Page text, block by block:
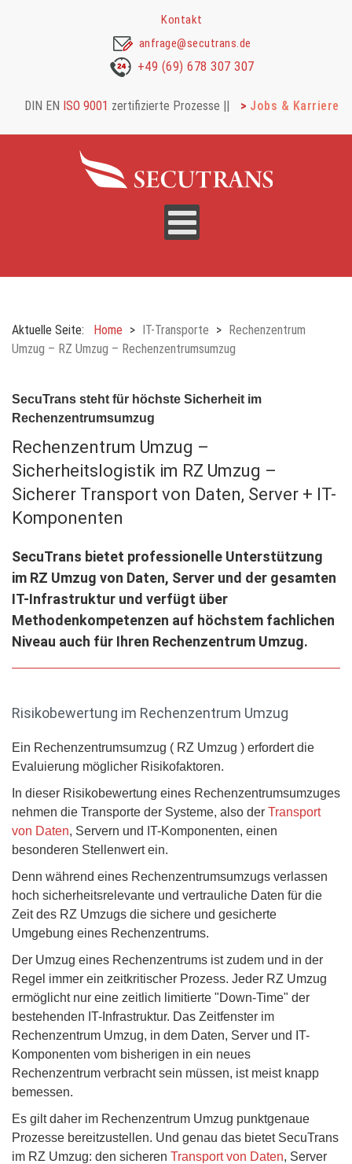
Kontakt
anfrage@secutrans.de
+49 (69) 678 307 307
DIN EN ISO 9001 zertifizierte Prozesse || Jobs & Karriere
Aktuelle Seite: Home IT-Transporte
Rechenzentrum
Umzug – RZ Umzug – Rechenzentrumsumzug
SecuTrans steht für höchste Sicherheit im
Rechenzentrumsumzug
Rechenzentrum Umzug –
Sicherheitslogistik im RZ Umzug –
Sicherer Transport von Daten, Server + IT-
Komponenten
SecuTrans bietet professionelle Unterstützung
im RZ Umzug von Daten, Server und der gesamten
IT-Infrastruktur und verfügt über
Methodenkompetenzen auf höchstem fachlichen
Niveau auch für Ihren Rechenzentrum Umzug.
Risikobewertung im Rechenzentrum Umzug
Ein Rechenzentrumsumzug ( RZ Umzug ) erfordert die
Evaluierung möglicher Risikofaktoren.
In dieser Risikobewertung eines Rechenzentrumsumzuges
nehmen die Transporte der Systeme, also der Transport
von Daten, Servern und IT-Komponenten, einen
besonderen Stellenwert ein.
Denn während eines Rechenzentrumsumzugs verlassen
hoch sicherheitsrelevante und vertrauliche Daten für die
Zeit des RZ Umzugs die sichere und gesicherte
Umgebung eines Rechenzentrums.
Der Umzug eines Rechenzentrums ist zudem und in der
Regel immer ein zeitkritischer Prozess. Jeder RZ Umzug
ermöglicht nur eine zeitlich limitierte "Down-Time" der
bestehenden IT-Infrastruktur. Das Zeitfenster im
Rechenzentrum Umzug, in dem Daten, Server und IT-
Komponenten vom bisherigen in ein neues
Rechenzentrum verbracht sein müssen, ist meist knapp
bemessen.
Es gilt daher im Rechenzentrum Umzug punktgenaue
Prozesse bereitzustellen. Und genau das bietet SecuTrans
im RZ Umzug: den sicheren Transport von Daten, Server